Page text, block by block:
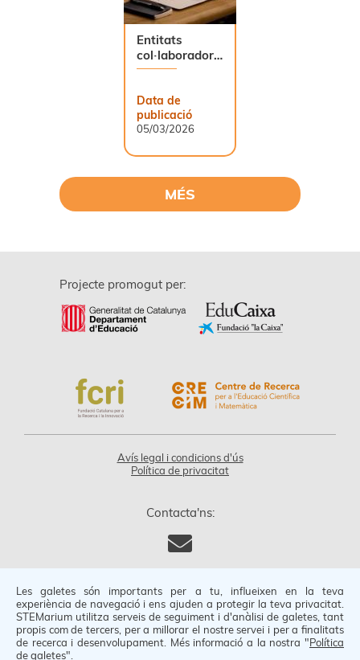
Les galetes són importants per a tu, influeixen en la teva
experiència de navegació i ens ajuden a protegir la teva privacitat.
STEMarium utilitza serveis de seguiment i d'anàlisi de galetes, tant
propis com de tercers, per a millorar el nostre servei i per a finalitats
de recerca i desenvolupament. Més informació a la nostra "Política
de galetes".
Entitats
col·laboradores
a STEMarium
Data de
publicació
05/03/2026
MÉS
Projecte promogut per:
Avís legal i condicions d'ús
Política de privacitat
Contacta'ns:
Els continguts d’aquesta plataforma web es publiquen sota
una llicència Creative Commons de Reconeixement-
NoComercial 4.0 Internacional (CC BY-NC 4.0).
© 2026 - Tots els drets reservats.